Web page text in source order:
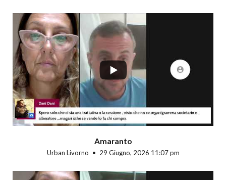
Amaranto
Urban Livorno 29 Giugno, 2026 11:07 pm